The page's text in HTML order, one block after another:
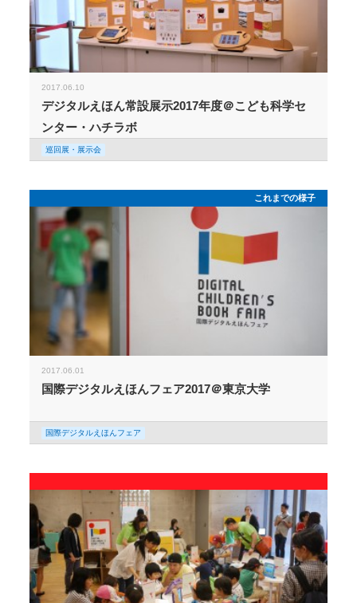
2017.06.10
デジタルえほん常設展示2017年度＠こども科学セ
ンター・ハチラボ
巡回展・展示会
これまでの様子
2017.06.01
国際デジタルえほんフェア2017＠東京大学
国際デジタルえほんフェア